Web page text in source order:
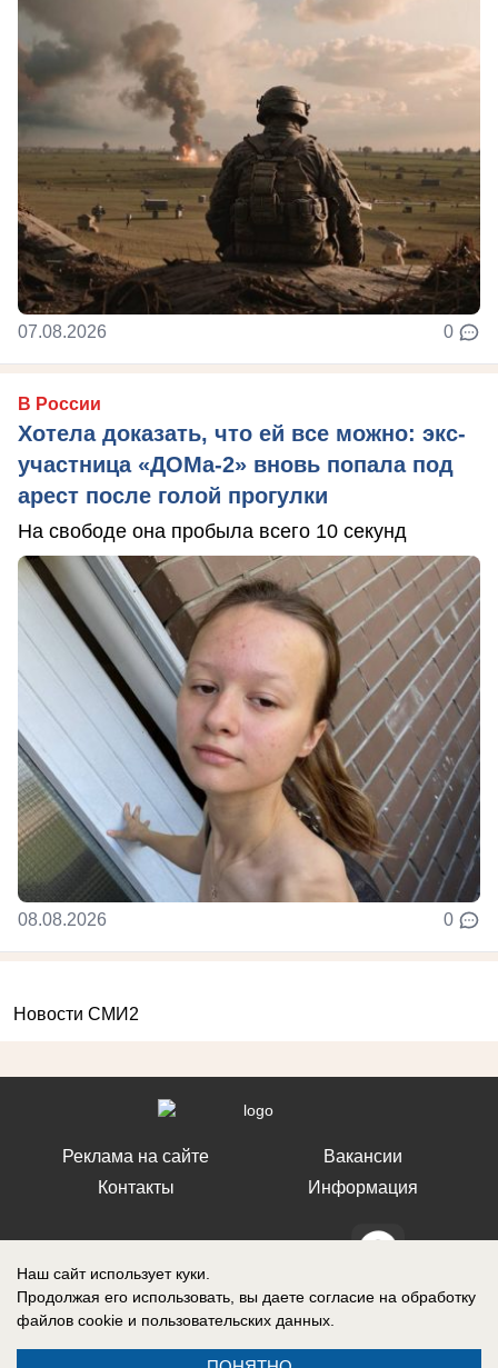
07.08.2026 0
В России
Хотела доказать, что ей все можно: экс-
участница «ДОМа-2» вновь попала под
арест после голой прогулки
На свободе она пробыла всего 10 секунд
08.08.2026 0
Новости СМИ2
Реклама на сайте
Контакты
Вакансии
Информация
СМИ Блокнот Ставрополь зарегистрировано Федеральной службой по
надзору в сфере связи, информационных технологий и массовых
Эл № ФС77-76032 от 12 июля 2019 г. (Первоначальное свидетельство
Наш сайт использует куки.
Продолжая его использовать, вы даете согласие на обработку
файлов cookie и пользовательских данных.